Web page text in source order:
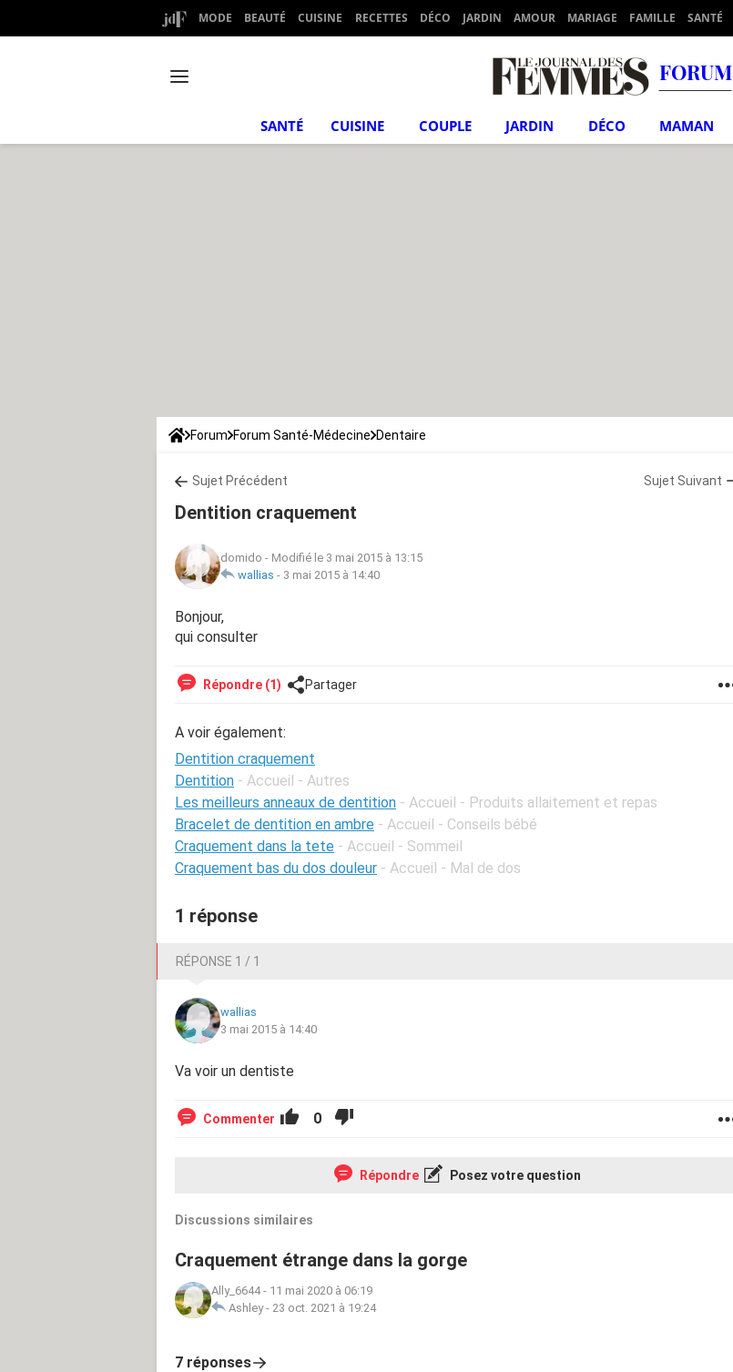
MODE BEAUTÉ CUISINE RECETTES DÉCO JARDIN AMOUR MARIAGE FAMILLE SANTÉ
FORUM
SANTÉ CUISINE COUPLE JARDIN DÉCO MAMAN
Forum Forum Santé-Médecine Dentaire
Sujet Précédent Sujet Suivant
Dentition craquement
domido - Modifié le 3 mai 2015 à 13:15
wallias - 3 mai 2015 à 14:40
Bonjour,
qui consulter
Répondre (1) Partager
A voir également:
Dentition craquement
Dentition - Accueil - Autres
Les meilleurs anneaux de dentition - Accueil - Produits allaitement et repas
Bracelet de dentition en ambre - Accueil - Conseils bébé
Craquement dans la tete - Accueil - Sommeil
Craquement bas du dos douleur - Accueil - Mal de dos
1 réponse
RÉPONSE 1 / 1
wallias
3 mai 2015 à 14:40
Va voir un dentiste
Commenter 0
Répondre Posez votre question
Discussions similaires
Craquement étrange dans la gorge
Ally_6644- 11 mai 2020 à 06:19
Ashley- 23 oct. 2021 à 19:24
7 réponses